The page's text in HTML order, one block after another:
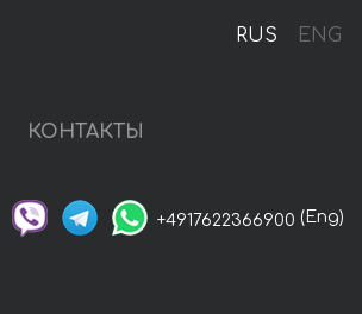
RUS ENG
КОНТАКТЫ
+4917622366900 (Eng)